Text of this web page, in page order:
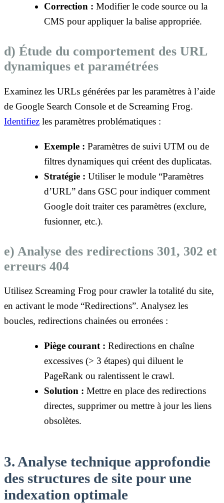
Correction : Modifier le code source ou la
CMS pour appliquer la balise appropriée.
d) Étude du comportement des URL
dynamiques et paramétrées
Examinez les URLs générées par les paramètres à l’aide
de Google Search Console et de Screaming Frog.
Identifiez les paramètres problématiques :
Exemple : Paramètres de suivi UTM ou de
filtres dynamiques qui créent des duplicatas.
Stratégie : Utiliser le module “Paramètres
d’URL” dans GSC pour indiquer comment
Google doit traiter ces paramètres (exclure,
fusionner, etc.).
e) Analyse des redirections 301, 302 et
erreurs 404
Utilisez Screaming Frog pour crawler la totalité du site,
en activant le mode “Redirections”. Analysez les
boucles, redirections chainées ou erronées :
Piège courant : Redirections en chaîne
excessives (> 3 étapes) qui diluent le
PageRank ou ralentissent le crawl.
Solution : Mettre en place des redirections
directes, supprimer ou mettre à jour les liens
obsolètes.
3. Analyse technique approfondie
des structures de site pour une
indexation optimale